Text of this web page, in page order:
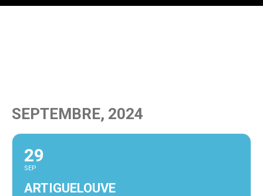
SEPTEMBRE, 2024
29
SEP
ARTIGUELOUVE